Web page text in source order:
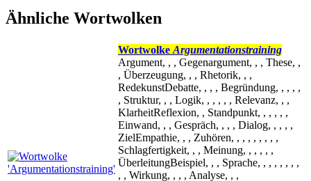
Ähnliche Wortwolken
Wortwolke Argumentationstraining
Argument, , , Gegenargument, , , These, ,
, Überzeugung, , , Rhetorik, , ,
RedekunstDebatte, , , , Begründung, , , , ,
, Struktur, , , Logik, , , , , , Relevanz, , ,
KlarheitReflexion, , Standpunkt, , , , , ,
Einwand, , , Gespräch, , , , Dialog, , , , ,
ZielEmpathie, , , Zuhören, , , , , , , , ,
Schlagfertigkeit, , , Meinung, , , , , ,
ÜberleitungBeispiel, , , Sprache, , , , , , , ,
, , Wirkung, , , , Analyse, , ,